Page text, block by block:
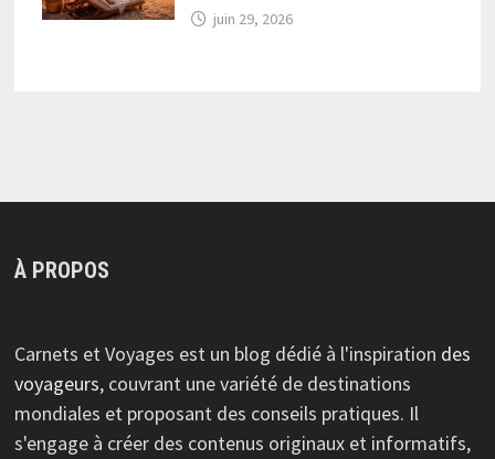
juin 29, 2026
À PROPOS
Carnets et Voyages est un blog dédié à l'inspiration des
voyageurs, couvrant une variété de destinations
mondiales et proposant des conseils pratiques. Il
s'engage à créer des contenus originaux et informatifs,